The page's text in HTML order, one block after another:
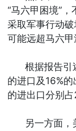
“马六甲困境”
采取军事行动
可能远超马六甲
根据报告引
的进口及16%
的进出口分别占
另一方面，